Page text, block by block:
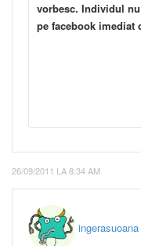
vorbesc. Individul
pe facebook imediat
26/09/2011 LA 8:34 AM
ingerasuoana